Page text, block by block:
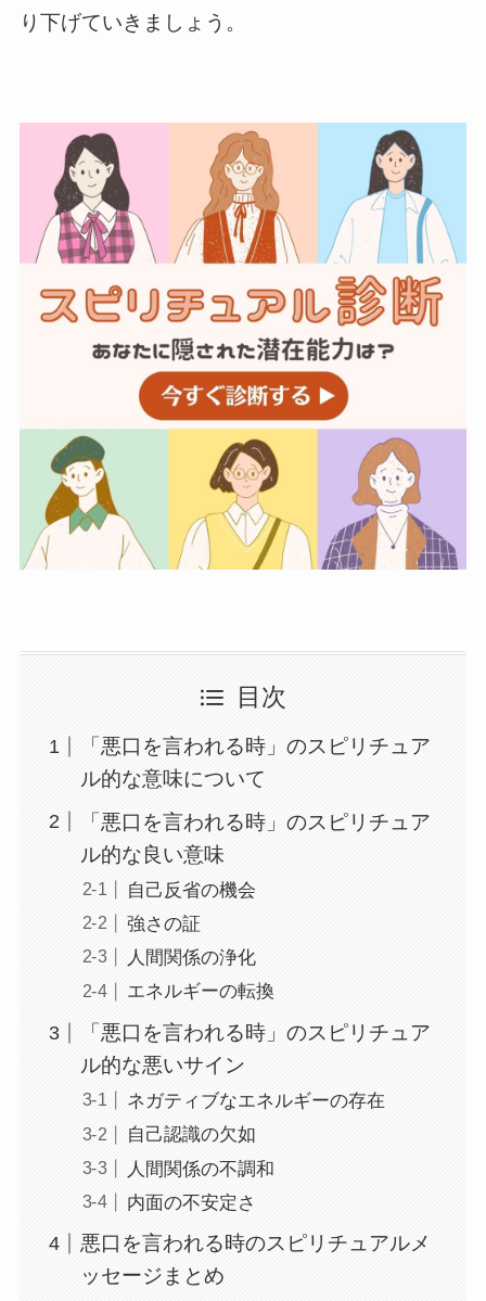
り下げていきましょう。
目次
「悪口を言われる時」のスピリチュア
ル的な意味について
「悪口を言われる時」のスピリチュア
ル的な良い意味
自己反省の機会
強さの証
人間関係の浄化
エネルギーの転換
「悪口を言われる時」のスピリチュア
ル的な悪いサイン
ネガティブなエネルギーの存在
自己認識の欠如
人間関係の不調和
内面の不安定さ
悪口を言われる時のスピリチュアルメ
ッセージまとめ